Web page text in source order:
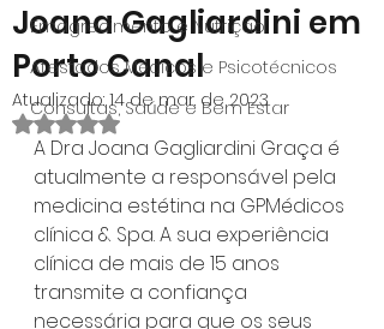
Emagrecimento e Nutrição
Atestados Médicos e Psicotécnicos
Consultas, Saúde e Bem Estar
Joana Gagliardini em
Porto Canal
Atualizado:14 de mar. de 2023
Avaliado com NaN de 5 estrelas.
A Dra Joana Gagliardini Graça é
atualmente a responsável pela
medicina estétina na GPMédicos
clínica & Spa. A sua experiência
clínica de mais de 15 anos
transmite a confiança
necessária para que os seus